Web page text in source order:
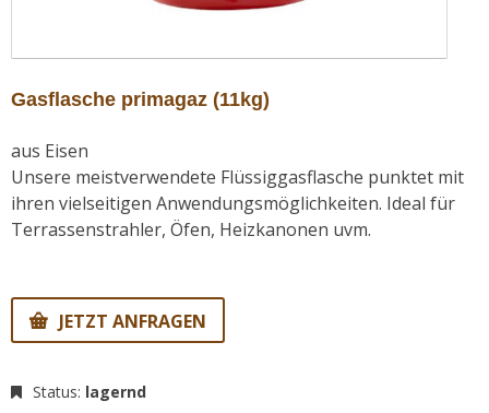
Gasflasche primagaz (11kg)
aus Eisen
Unsere meistverwendete Flüssiggasflasche punktet mit
ihren vielseitigen Anwendungsmöglichkeiten. Ideal für
Terrassenstrahler, Öfen, Heizkanonen uvm.
JETZT ANFRAGEN
Status: lagernd